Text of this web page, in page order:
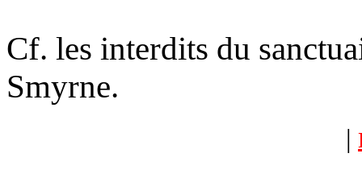
Cf. les interdits du
Smyrne.
|